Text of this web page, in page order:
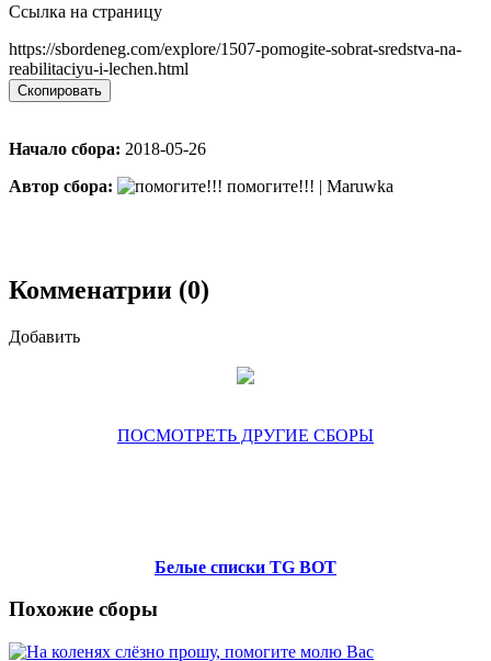
Ссылка на страницу
https://sbordeneg.com/explore/1507-pomogite-sobrat-sredstva-na-
reabilitaciyu-i-lechen.html
Скопировать
Начало сбора: 2018-05-26
Автор сбора:
помогите!!! | Maruwka
Комменатрии (0)
Добавить
ПОСМОТРЕТЬ ДРУГИЕ СБОРЫ
Белые списки TG BOT
Похожие сборы